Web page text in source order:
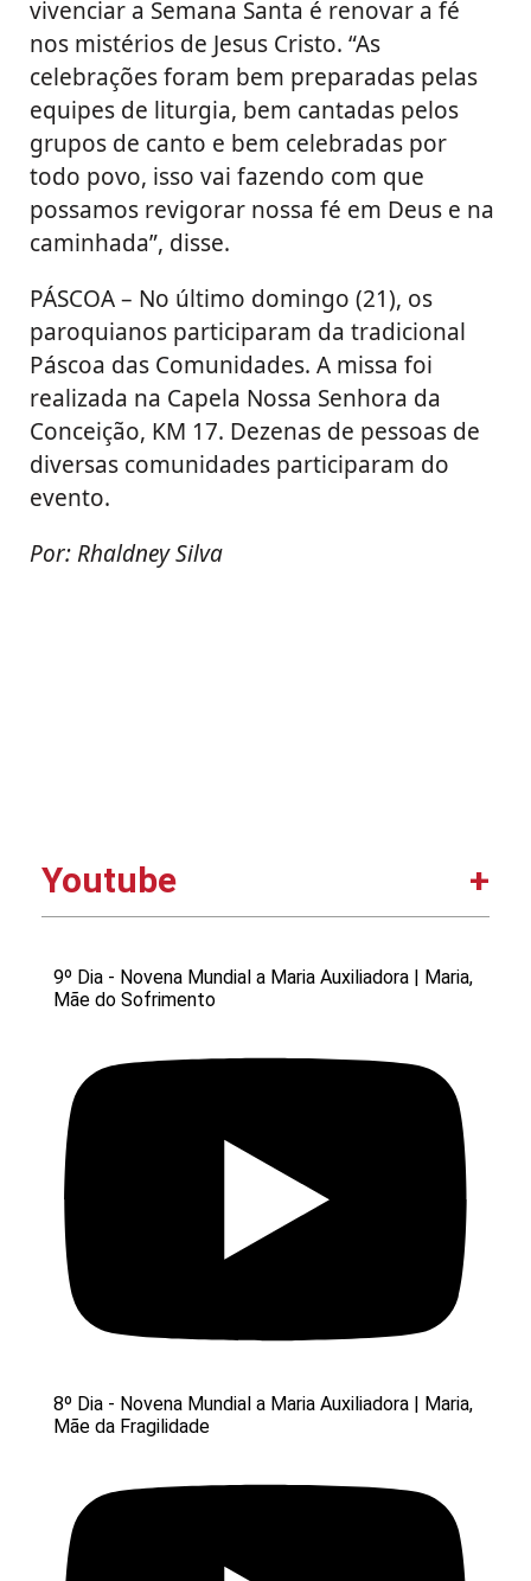
vivenciar a Semana Santa é renovar a fé
nos mistérios de Jesus Cristo. “As
celebrações foram bem preparadas pelas
equipes de liturgia, bem cantadas pelos
grupos de canto e bem celebradas por
todo povo, isso vai fazendo com que
possamos revigorar nossa fé em Deus e na
caminhada”, disse.
PÁSCOA – No último domingo (21), os
paroquianos participaram da tradicional
Páscoa das Comunidades. A missa foi
realizada na Capela Nossa Senhora da
Conceição, KM 17. Dezenas de pessoas de
diversas comunidades participaram do
evento.
Por: Rhaldney Silva
Youtube
9º Dia - Novena Mundial a Maria Auxiliadora | Maria,
Mãe do Sofrimento
8º Dia - Novena Mundial a Maria Auxiliadora | Maria,
Mãe da Fragilidade